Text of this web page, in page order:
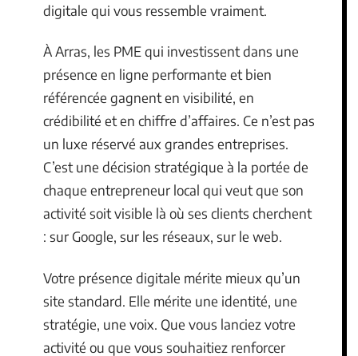
digitale qui vous ressemble vraiment.
À Arras, les PME qui investissent dans une
présence en ligne performante et bien
référencée gagnent en visibilité, en
crédibilité et en chiffre d’affaires. Ce n’est pas
un luxe réservé aux grandes entreprises.
C’est une décision stratégique à la portée de
chaque entrepreneur local qui veut que son
activité soit visible là où ses clients cherchent
: sur Google, sur les réseaux, sur le web.
Votre présence digitale mérite mieux qu’un
site standard. Elle mérite une identité, une
stratégie, une voix. Que vous lanciez votre
activité ou que vous souhaitiez renforcer